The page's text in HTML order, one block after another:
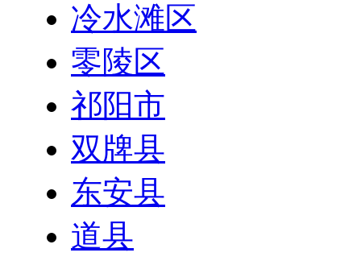
冷水滩区
零陵区
祁阳市
双牌县
东安县
道县